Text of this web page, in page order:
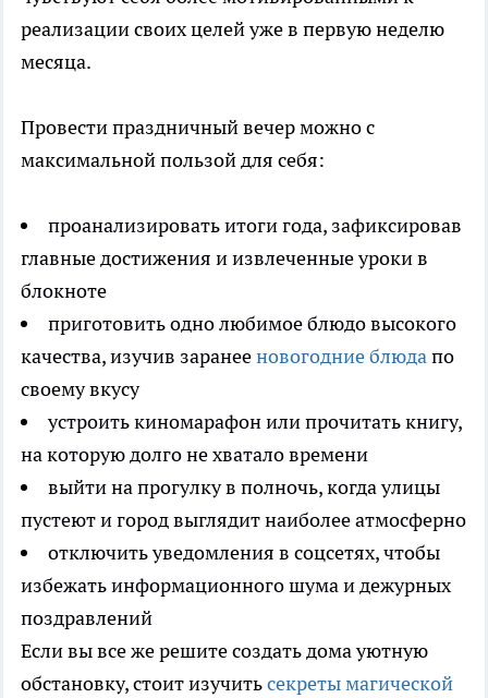
реализации своих целей уже в первую неделю
месяца.
Провести праздничный вечер можно с
максимальной пользой для себя:
проанализировать итоги года, зафиксировав
главные достижения и извлеченные уроки в
блокноте
приготовить одно любимое блюдо высокого
качества, изучив заранееновогодние блюдапо
своему вкусу
устроить киномарафон или прочитать книгу,
на которую долго не хватало времени
выйти на прогулку в полночь, когда улицы
пустеют и город выглядит наиболее атмосферно
отключить уведомления в соцсетях, чтобы
избежать информационного шума и дежурных
поздравлений
Если вы все же решите создать дома уютную
обстановку, стоит изучитьсекреты магической